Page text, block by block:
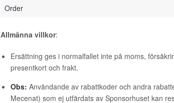
Order
Allmänna villkor:
Ersättning ges i normalfallet inte på moms,
presentkort och frakt.
Obs: Användande av rabattkoder och andra
Mecenat) som ej utfärdats av Sponsorhuset kan